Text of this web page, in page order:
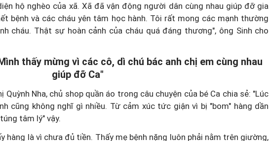
hộ nghèo của xã. Xã đã vận động người dân cùng nhau giúp đỡ gia
bệnh và các cháu yên tâm học hành. Tôi rất mong các mạnh thường
cháu. Thật sự hoàn cảnh của cháu quá đáng thương", ông Sinh cho
thấy mừng vì các cô, dì chú bác anh chị em cùng nhau
giúp đỡ Ca"
Quỳnh Nha, chủ shop quần áo trong câu chuyện của bé Ca chia sẻ: "Lúc
cũng không nghĩ gì nhiều. Từ cảm xúc tức giận vì bị "bom" hàng dần
tâm lý" vậy.
hàng là vì chưa đủ tiền. Thấy mẹ bệnh nặng luôn phải nằm trên giường,